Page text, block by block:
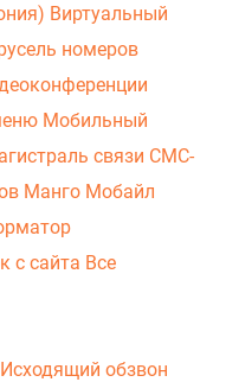
Виртуальный
номеров
Мобильный
связи СМС-
Манго Мобайл
с сайта Все
Исходящий обзвон